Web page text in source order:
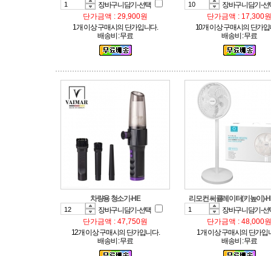
장바구니담기-선택
단가금액 : 29,900원
1개 이상 구매시의 단가입니다.
배송비 : 무료
장바구니담기-
단가금액 : 17,300원
10개 이상 구매시의 단가입
배송비 : 무료
차량용 청소기-HE
장바구니담기-선택
단가금액 : 47,750원
12개 이상 구매시의 단가입니다.
배송비 : 무료
리모컨 써큘레이터(키높이)-
장바구니담기-
단가금액 : 48,000원
1개 이상 구매시의 단가입
배송비 : 무료